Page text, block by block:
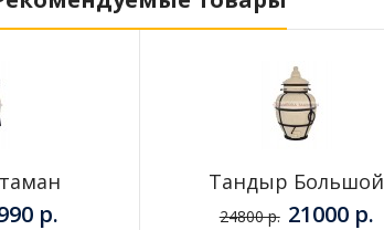
р.
Тандыр Большой
24800 р. 21000 р.